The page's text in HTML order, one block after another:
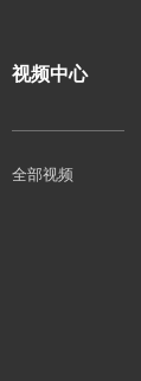
视频中心
全部视频